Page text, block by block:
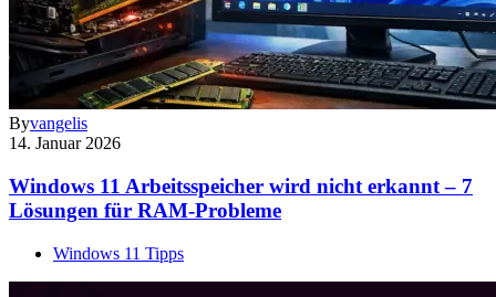
Byvangelis
14. Januar 2026
Windows 11 Arbeitsspeicher wird nicht erkannt – 7
Lösungen für RAM-Probleme
Windows 11 Tipps